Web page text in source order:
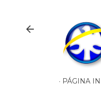
PÁGINA